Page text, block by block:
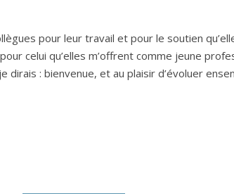
pour leur travail et pour le soutien
celui qu’elles m’offrent comme jeune
: bienvenue, et au plaisir d’évoluer